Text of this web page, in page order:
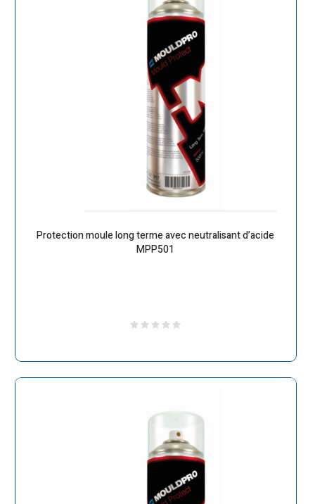
Protection moule long terme avec neutralisant d’acide
MPP501